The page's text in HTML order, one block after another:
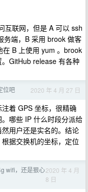
互联网，但是 A 可以 ssh
务端，B 采用 brook 做客
在 B 上使用 yum 。brook
GitHub release 有各种
位吧 2020 年 4 月 27 日
着 GPS 坐标，很精确
哪些 IP 什么时段分派给
用户还是实名的。结论
据交换机的坐标，定位
wifi，还是狠心2020 年 4 月
8 日